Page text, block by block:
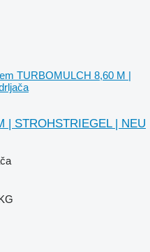
TURBOMULCH 8,60 M |
| STROHSTRIEGEL | NEU